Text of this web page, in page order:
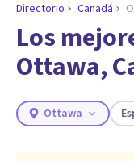
ENCONTRAR MI
¿Necesitas
psicólogo
Responde a unas
necesidades.
Directorio Canadá
Los
Ottawa,
Ottawa